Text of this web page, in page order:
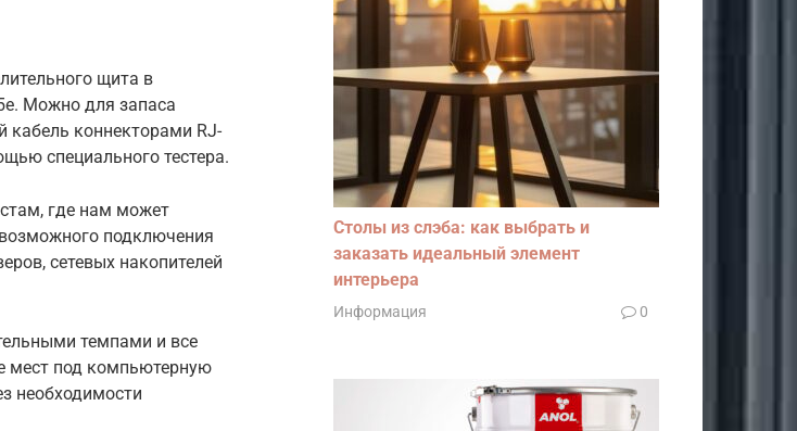
щита в
Можно для запаса
кабель коннекторами RJ-
специального тестера.
где нам может
подключения
сетевых накопителей
темпами и все
мест под компьютерную
необходимости
Столы из слэба: как выбрать и
заказать идеальный элемент
интерьера
Информация 0